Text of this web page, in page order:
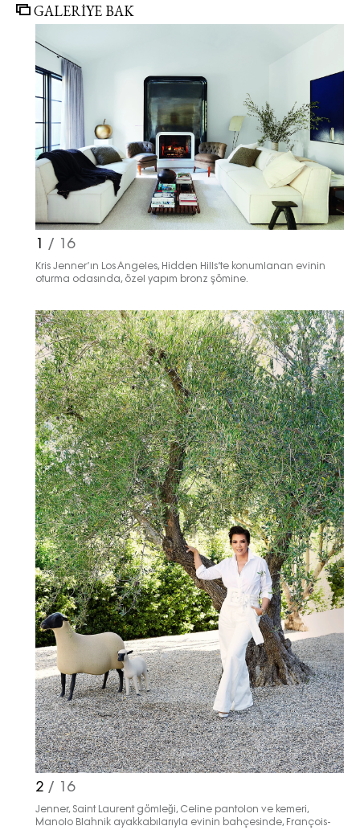
Haftalık E-Bülten
Moda dünyasında neler oluyor? Yeni
fikirler, öne çıkan koleksiyonlar, en
vogue trendler, ünlülerden güzelllik
sırları ve en popüler partilerden
haberdar olmak için haftalık e-
bültenimize kaydolun.
GALERİYE BAK
1 / 16
Kris Jenner’ın Los Angeles, Hidden Hills’te konumlanan evinin
oturma odasında, özel yapım bronz şömine.
2 / 16
Jenner, Saint Laurent gömleği, Celine pantolon ve kemeri,
Manolo Blahnik ayakkabılarıyla evinin bahçesinde, François-